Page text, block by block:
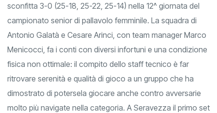
sconfitta 3-0 (25-18, 25-22, 25-14) nella 12^ giornata del
campionato senior di pallavolo femminile. La squadra di
Antonio Galatà e Cesare Arinci, con team manager Marco
Menicocci, fa i conti con diversi infortuni e una condizione
fisica non ottimale: il compito dello staff tecnico è far
ritrovare serenità e qualità di gioco a un gruppo che ha
dimostrato di potersela giocare anche contro avversarie
molto più navigate nella categoria. A Seravezza il primo set